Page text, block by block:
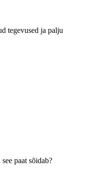
tegevused ja palju
paat sõidab?